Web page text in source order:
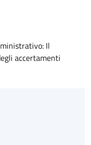
Il
accertamenti